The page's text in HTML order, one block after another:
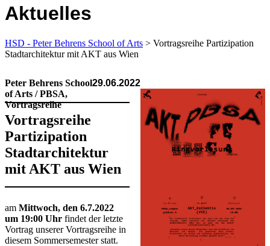
Aktuelles
HSD - Peter Behrens School of Arts > Vortragsreihe Partizipation
Stadtarchitektur mit AKT aus Wien
Peter Behrens School
of Arts / PBSA,
Vortragsreihe
29.06.2022
Vortragsreihe
Partizipation
Stadtarchitektur
mit AKT aus Wien
​​​​​​​​​am Mittwoch, den 6.7.2022
um 19:00 Uhr findet der letzte
Vortrag unserer Vortragsreihe in
diesem Sommersemester statt.